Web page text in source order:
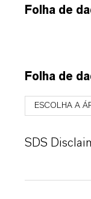
Folha de
Folha de
ESCOLHA A
SDS